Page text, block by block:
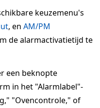
keuzemenu's
, en AM/PM
de alarmactivatietijd te
een beknopte
in het "Alarmlabel"-
"Ovencontrole," of